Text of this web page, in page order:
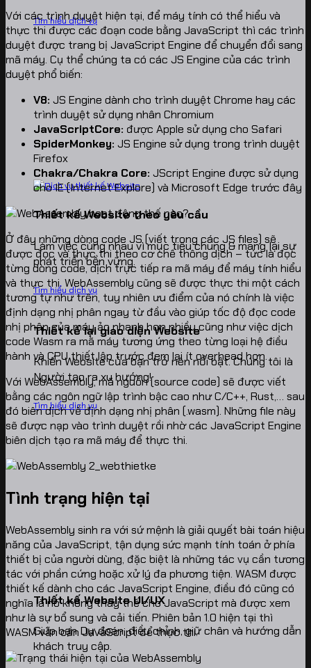
Tìm hiểu dịch vụ
Thiết kế Website theo yêu cầu
Làm việc cùng nhau vì mục tiêu chung & mang lại sự
phát triển bền vững.
Tìm hiểu dịch vụ
Thiết kế lại giao diện Website
Khiến Website của bạn trở nên nổi bật. Chúng tôi là
Người tạo ra xu hướng!
Tìm hiểu dịch vụ
Thiết kế Website UI/UX
Giúp bạn Dự đoán, điều chỉnh, giữ chân và hướng dẫn
khách truy cập.
Với các trình duyệt hiện tại, để máy tính có thể hiểu và
thực thi được các đoạn code bằng JavaScript thì các trình
duyệt được trang bị JavaScript Engine để chuyển đổi sang
mã máy. Cụ thể chúng ta có các JS Engine của các trình
duyệt phổ biến:
V8: JS Engine dành cho trình duyệt Chrome hay các
trình duyệt sử dụng nhân Chromium
JavaScriptCore: được Apple sử dụng cho Safari
SpiderMonkey: JS Engine sử dụng trong trình duyệt
Firefox
Chakra/Chakra Core: JScript Engine được sử dụng
cho IE (Internet Explore) và Microsoft Edge trước đây
Ở đây những dòng code JS (viết trong các JS files) sẽ
được đọc và thực thi theo cơ chế thông dịch – tức là đọc
từng dòng code, dịch trực tiếp ra mã máy để máy tính hiểu
và thực thi. WebAssembly cũng sẽ được thực thi một cách
tương tự như trên, tuy nhiên ưu điểm của nó chính là việc
định dạng nhị phân ngay từ đầu vào giúp tốc độ đọc code
nhị phân của máy ảo nhanh hơn nhiều cũng như việc dịch
code Wasm ra mã máy tương ứng theo từng loại hệ điều
hành và CPU thiết lập trước đem lại ít overhead hơn.
Với WebAssembly, mã nguồn (source code) sẽ được viết
bằng các ngôn ngữ lập trình bậc cao như C/C++, Rust,… sau
đó biên dịch về định dạng nhị phân (.wasm). Những file này
sẽ được nạp vào trình duyệt rồi nhờ các JavaScript Engine
biên dịch tạo ra mã máy để thực thi.
Tình trạng hiện tại
WebAssembly sinh ra với sứ mệnh là giải quyết bài toán hiệu
năng của JavaScript, tận dụng sức mạnh tính toán ở phía
thiết bị của người dùng, đặc biệt là những tác vụ cần tương
tác với phần cứng hoặc xử lý đa phương tiện. WASM được
thiết kế dành cho các JavaScript Engine, điều đó cũng có
nghĩa là nó không thay thế cho JavaScript mà được xem
như là sự bổ sung và cải tiến. Phiên bản 1.0 hiện tại thì
WASM vẫn cần JavaScript để thực thi.